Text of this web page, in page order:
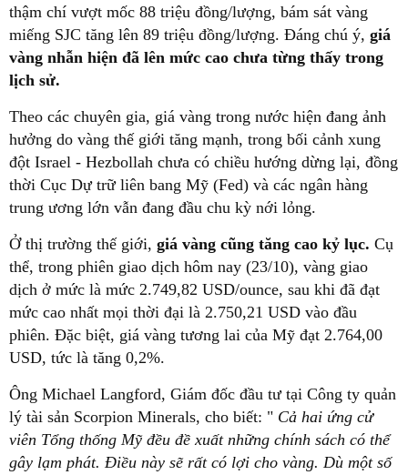
thậm chí vượt mốc 88 triệu đồng/lượng, bám sát vàng
miếng SJC tăng lên 89 triệu đồng/lượng. Đáng chú ý, giá
vàng nhẫn hiện đã lên mức cao chưa từng thấy trong
lịch sử.
Theo các chuyên gia, giá vàng trong nước hiện đang ảnh
hưởng do vàng thế giới tăng mạnh, trong bối cảnh xung
đột Israel - Hezbollah chưa có chiều hướng dừng lại, đồng
thời Cục Dự trữ liên bang Mỹ (Fed) và các ngân hàng
trung ương lớn vẫn đang đầu chu kỳ nới lỏng.
Ở thị trường thế giới, giá vàng cũng tăng cao kỷ lục. Cụ
thể, trong phiên giao dịch hôm nay (23/10), vàng giao
dịch ở mức là mức 2.749,82 USD/ounce, sau khi đã đạt
mức cao nhất mọi thời đại là 2.750,21 USD vào đầu
phiên. Đặc biệt, giá vàng tương lai của Mỹ đạt 2.764,00
USD, tức là tăng 0,2%.
Ông Michael Langford, Giám đốc đầu tư tại Công ty quản
lý tài sản Scorpion Minerals, cho biết: " Cả hai ứng cử
viên Tổng thống Mỹ đều đề xuất những chính sách có thể
gây lạm phát. Điều này sẽ rất có lợi cho vàng. Dù một số